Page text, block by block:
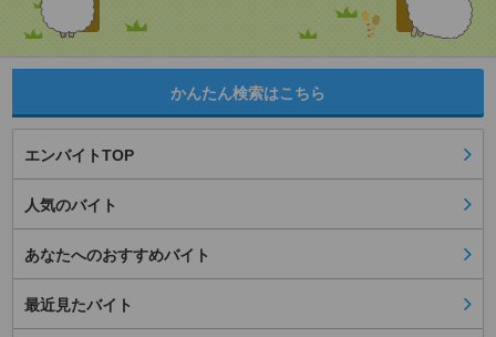
かんたん検索はこちら
エンバイトTOP
人気のバイト
あなたへのおすすめバイト
最近見たバイト